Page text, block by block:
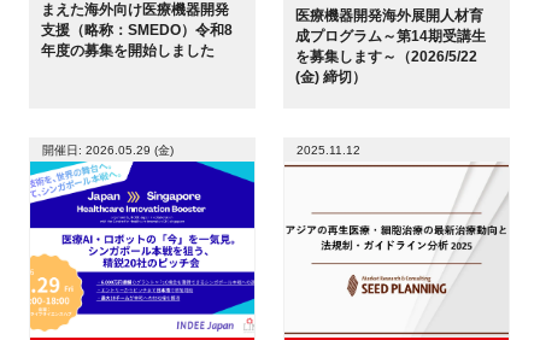
マイページ
イベント
プログラム
インタビュー・コラム
まえた海外向け医療機器開発
支援（略称：SMEDO）令和8
年度の募集を開始しました
医療機器開発海外展開人材育
成プログラム～第14期受講生
を募集します～（2026/5/22
(金) 締切）
開催日: 2026.05.29 (金) 2025.11.12